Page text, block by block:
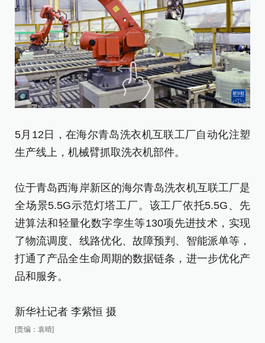
5月12日，在海尔青岛洗衣机互联工厂自动化注塑
生产线上，机械臂抓取洗衣机部件。
位于青岛西海岸新区的海尔青岛洗衣机互联工厂是
全场景5.5G示范灯塔工厂。该工厂依托5.5G、先
进算法和轻量化数字孪生等130项先进技术，实现
了物流调度、线路优化、故障预判、智能派单等，
打通了产品全生命周期的数据链条，进一步优化产
品和服务。
新华社记者 李紫恒 摄
[责编：袁晴]